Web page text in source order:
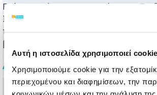
Αυτή η ιστοσελίδα χρησιμοποιεί
Χρησιμοποιούμε cookie για την
περιεχομένου και διαφημίσεων, την
Επίσης, υπάρχει συνεργασία με το
Ιατρείο της ΕΛΕΠΑΠ στα πλαίσια του
προγράμματος μέριμνας για την
βρεφών και τη διαχείριση του
Διαβάστε
Παρεμβάσεις προς το Βρέφος